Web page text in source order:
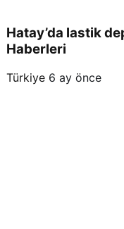
Hatay’da lastik
Haberleri
Türkiye 6 ay önce